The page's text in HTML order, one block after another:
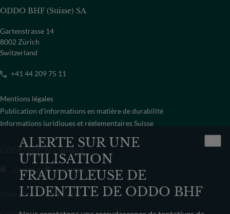
ALERTE SUR UNE
UTILISATION
FRAUDULEUSE DE
L'IDENTITE DE ODDO BHF
ODDO BHF (Suisse) SA
Gartenstrasse 14
8002 Zürich
Switzerland
+41 44 209 75 11
Mentions légales
Publication d‘informations en matière de durabilité
Informations juridiques et réglementaires Suisse
ODDO BHF My Wealth
App store Google Play
Pour toute information